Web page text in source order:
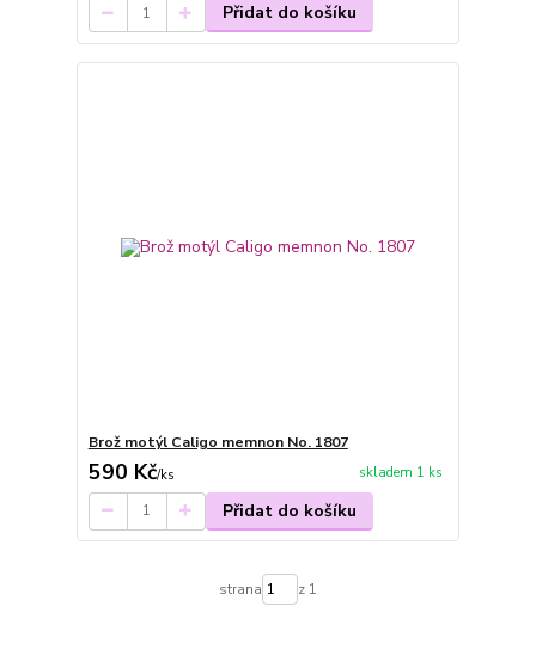
Přidat do košíku
Brož motýl Caligo memnon No. 1807
590 Kč/ks skladem 1 ks
Přidat do košíku
strana z 1